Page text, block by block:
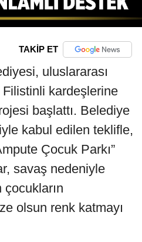
TAKİP ET
uluslararası
Filistinli kardeşlerine
başlattı. Belediye
kabul edilen teklifle,
Çocuk Parkı”
savaş nedeniyle
çocukların
olsun renk katmayı